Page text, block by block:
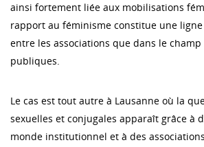
ainsi fortement liée aux mobilisations
rapport au féminisme constitue une
entre les associations que dans le
publiques.
Le cas est tout autre à Lausanne où la
sexuelles et conjugales apparaît grâce à
monde institutionnel et à des